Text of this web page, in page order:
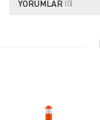
YORUMLAR (0)